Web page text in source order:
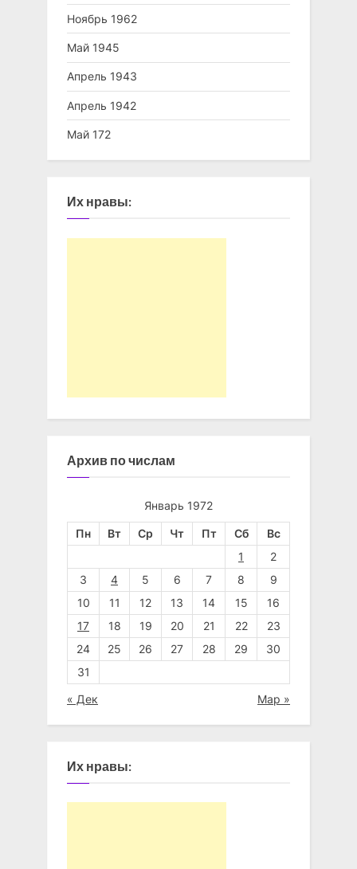
Ноябрь 1962
Май 1945
Апрель 1943
Апрель 1942
Май 172
Их нравы:
Архив по числам
Январь 1972
Пн Вт Ср Чт Пт Сб
Вс
1
2
3
4 5 6 7 8
9
10
11 12 13 14 15
16
17
18 19 20 21 22
23
24
25 26 27 28 29
30
31
« Дек Мар »
Их нравы: